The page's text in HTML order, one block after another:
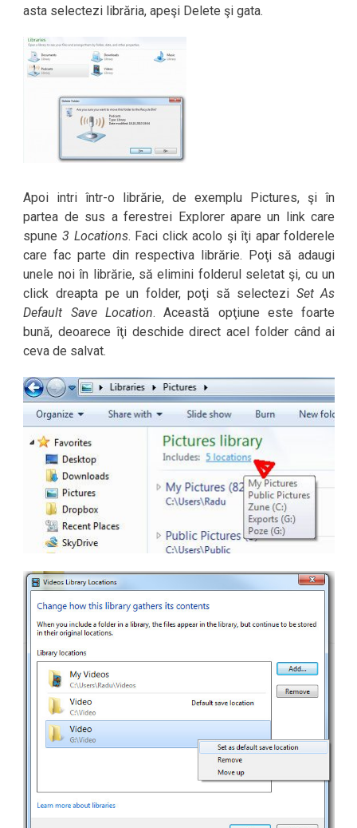
asta selectezi librăria, apeşi Delete şi gata.
Apoi intri într-o librărie, de exemplu Pictures, şi în
partea de sus a ferestrei Explorer apare un link care
spune3 Locations. Faci click acolo şi îţi apar folderele
care fac parte din respectiva librărie. Poţi să adaugi
unele noi în librărie, să elimini folderul seletat şi, cu un
click dreapta pe un folder, poţi să selectezi Set As
Default Save Location. Această opţiune este foarte
bună, deoarece îţi deschide direct acel folder când ai
ceva de salvat.